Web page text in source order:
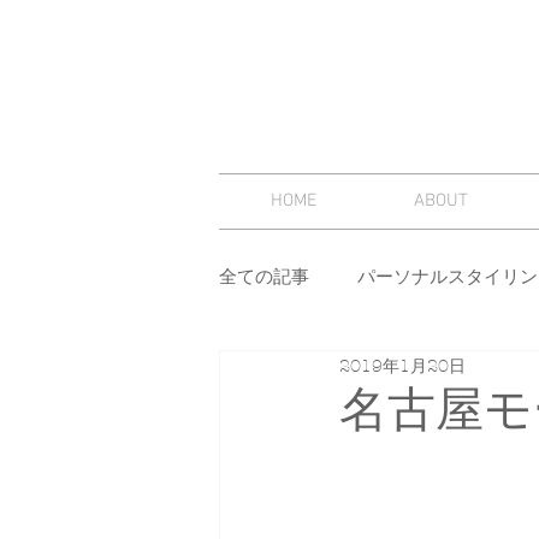
HOME ABOUT
全ての記事 パーソナルスタイリ
スタイリング セミナー
名古屋
2019年1月20日